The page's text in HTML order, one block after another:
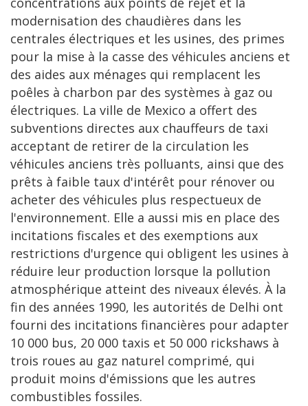
modernisation des chaudières dans les
centrales électriques et les usines, des primes
pour la mise à la casse des véhicules anciens et
des aides aux ménages qui remplacent les
poêles à charbon par des systèmes à gaz ou
électriques. La ville de Mexico a offert des
subventions directes aux chauffeurs de taxi
acceptant de retirer de la circulation les
véhicules anciens très polluants, ainsi que des
prêts à faible taux d'intérêt pour rénover ou
acheter des véhicules plus respectueux de
l'environnement. Elle a aussi mis en place des
incitations fiscales et des exemptions aux
restrictions d'urgence qui obligent les usines à
réduire leur production lorsque la pollution
atmosphérique atteint des niveaux élevés. À la
fin des années 1990, les autorités de Delhi ont
fourni des incitations financières pour adapter
10 000 bus, 20 000 taxis et 50 000 rickshaws à
trois roues au gaz naturel comprimé, qui
produit moins d'émissions que les autres
combustibles fossiles.